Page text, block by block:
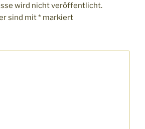
wird nicht veröffentlicht.
sind mit* markiert